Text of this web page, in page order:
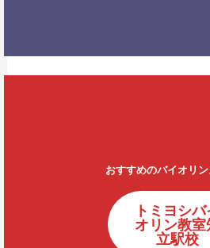
おすすめのバイオリ
トミヨシバ
オリン教室
立駅校